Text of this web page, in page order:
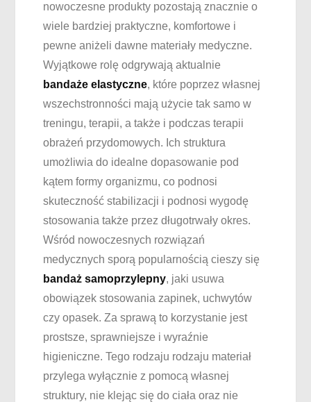
nowoczesne produkty pozostają znacznie o
wiele bardziej praktyczne, komfortowe i
pewne aniżeli dawne materiały medyczne.
Wyjątkowe rolę odgrywają aktualnie
bandaże elastyczne, które poprzez własnej
wszechstronności mają użycie tak samo w
treningu, terapii, a także i podczas terapii
obrażeń przydomowych. Ich struktura
umożliwia do idealne dopasowanie pod
kątem formy organizmu, co podnosi
skuteczność stabilizacji i podnosi wygodę
stosowania także przez długotrwały okres.
Wśród nowoczesnych rozwiązań
medycznych sporą popularnością cieszy się
bandaż samoprzylepny, jaki usuwa
obowiązek stosowania zapinek, uchwytów
czy opasek. Za sprawą to korzystanie jest
prostsze, sprawniejsze i wyraźnie
higieniczne. Tego rodzaju rodzaju materiał
przylega wyłącznie z pomocą własnej
struktury, nie klejąc się do ciała oraz nie